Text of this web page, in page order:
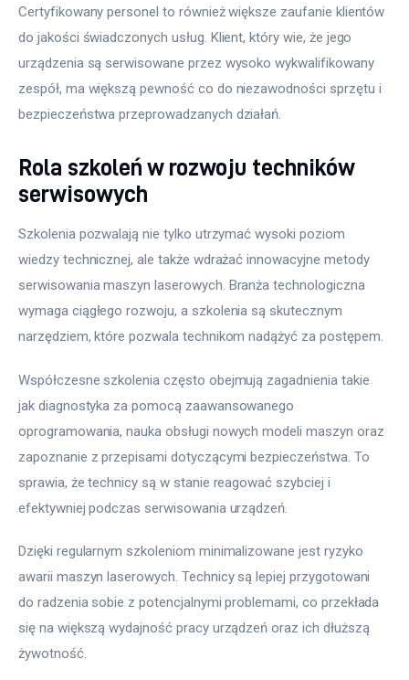
Certyfikowany personel to również większe zaufanie klientów
do jakości świadczonych usług. Klient, który wie, że jego
urządzenia są serwisowane przez wysoko wykwalifikowany
zespół, ma większą pewność co do niezawodności sprzętu i
bezpieczeństwa przeprowadzanych działań.
Rola szkoleń w rozwoju techników
serwisowych
Szkolenia pozwalają nie tylko utrzymać wysoki poziom
wiedzy technicznej, ale także wdrażać innowacyjne metody
serwisowania maszyn laserowych. Branża technologiczna
wymaga ciągłego rozwoju, a szkolenia są skutecznym
narzędziem, które pozwala technikom nadążyć za postępem.
Współczesne szkolenia często obejmują zagadnienia takie
jak diagnostyka za pomocą zaawansowanego
oprogramowania, nauka obsługi nowych modeli maszyn oraz
zapoznanie z przepisami dotyczącymi bezpieczeństwa. To
sprawia, że technicy są w stanie reagować szybciej i
efektywniej podczas serwisowania urządzeń.
Dzięki regularnym szkoleniom minimalizowane jest ryzyko
awarii maszyn laserowych. Technicy są lepiej przygotowani
do radzenia sobie z potencjalnymi problemami, co przekłada
się na większą wydajność pracy urządzeń oraz ich dłuższą
żywotność.